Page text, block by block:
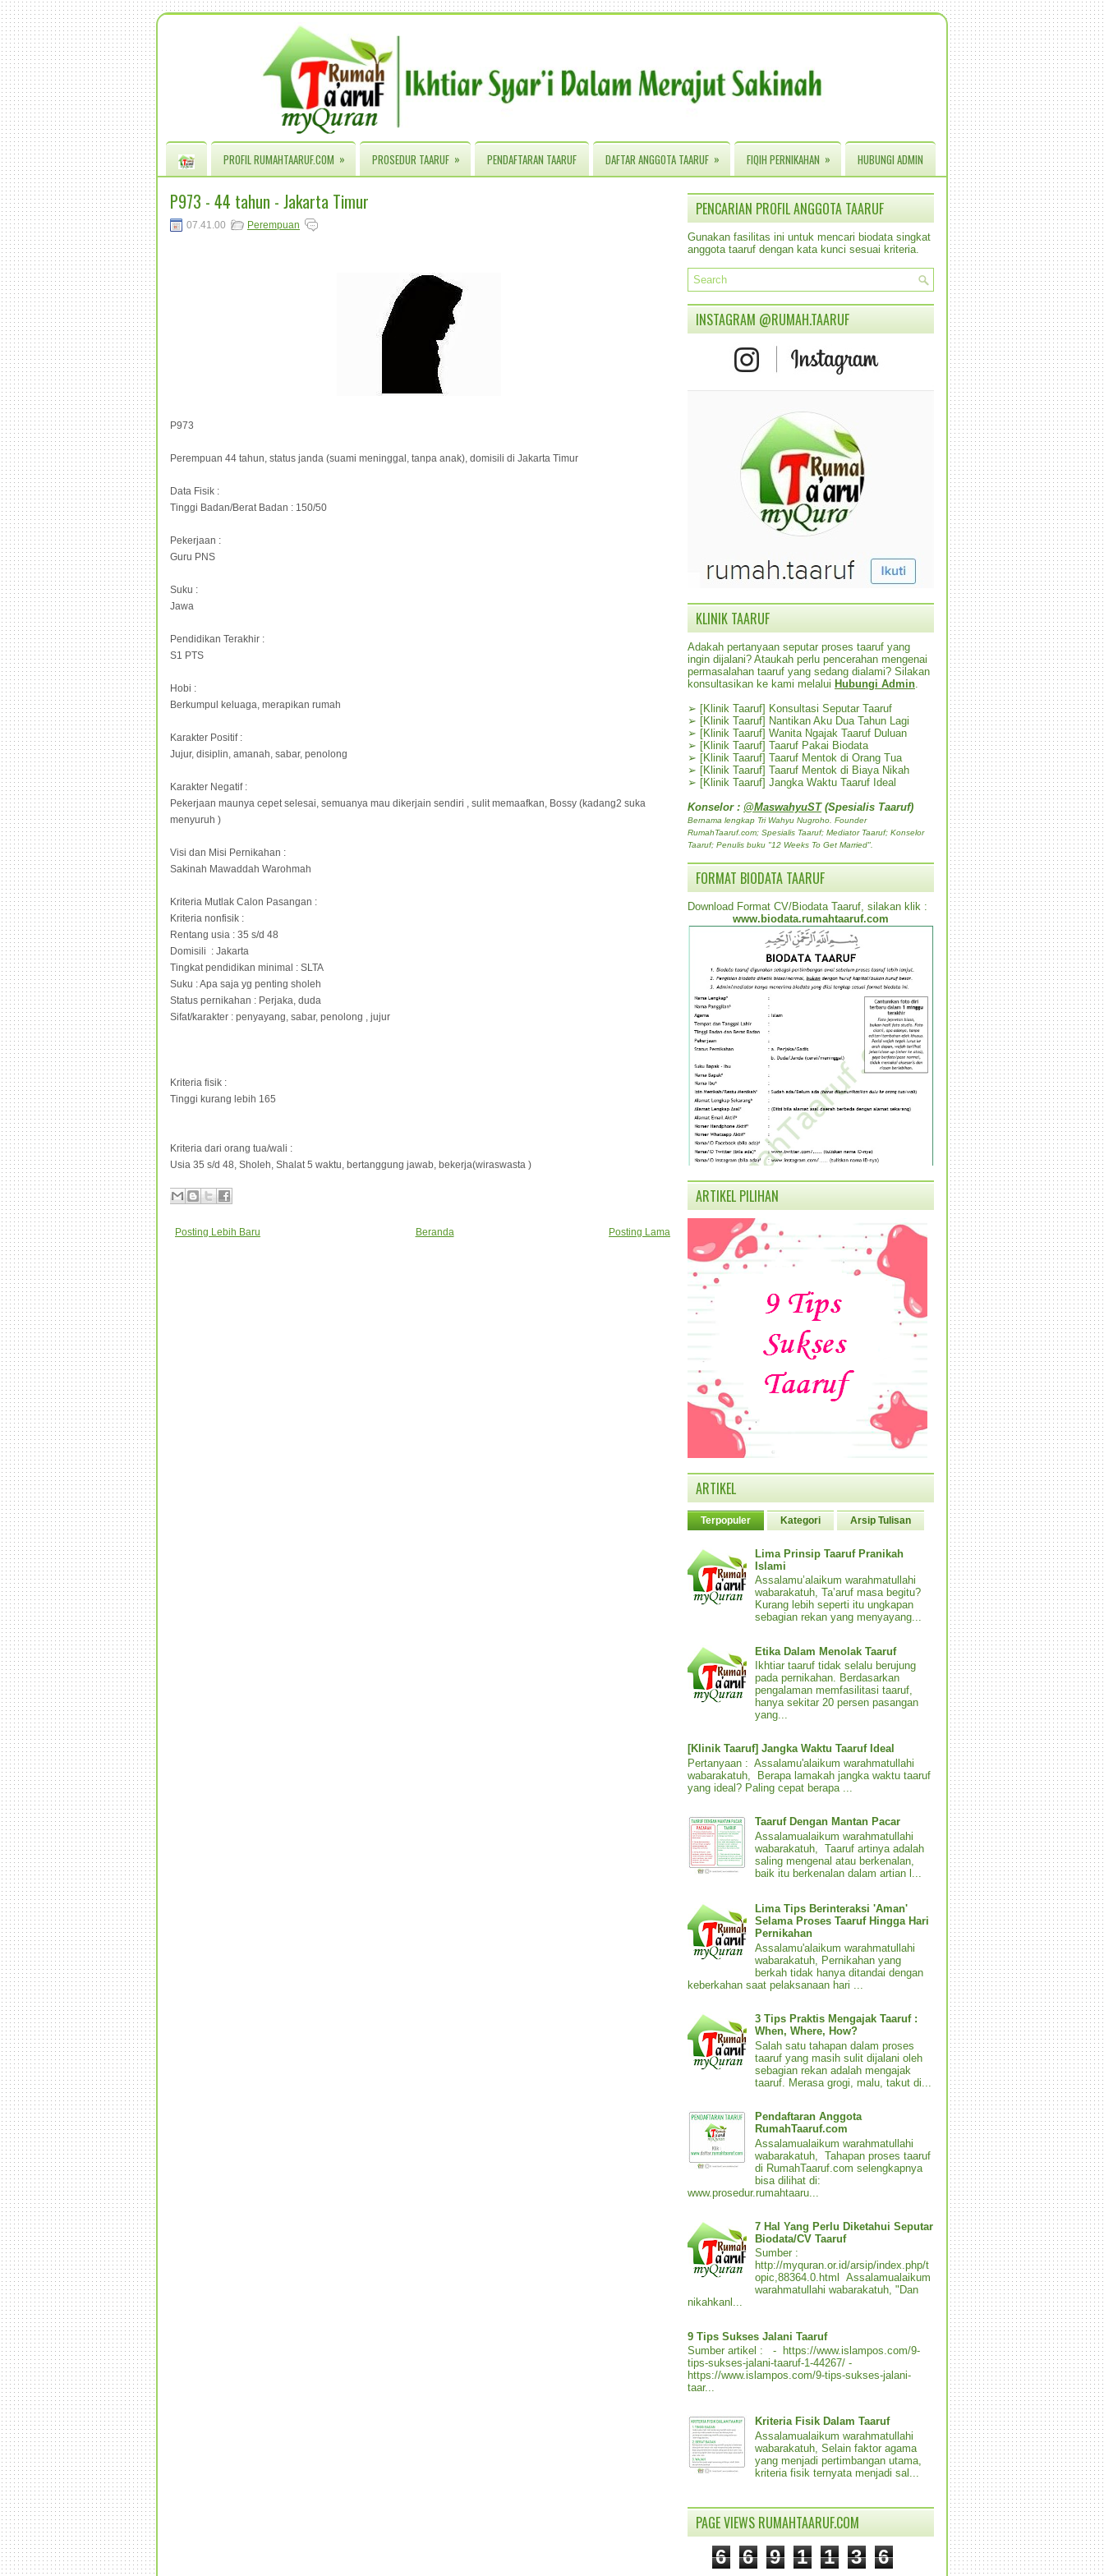
PROFIL RUMAHTAARUF.COM » PROSEDUR TAARUF » PENDAFTARAN TAARUF DAFTAR ANGGOTA TAARUF » FIQIH PERNIKAHAN » HUBUNGI ADMIN
P973 - 44 tahun - Jakarta Timur
07.41.00 Perempuan
P973
Perempuan 44 tahun, status janda (suami meninggal, tanpa anak), domisili di Jakarta Timur
Data Fisik :
Tinggi Badan/Berat Badan : 150/50
Pekerjaan :
Guru PNS
Suku :
Jawa
Pendidikan Terakhir :
S1 PTS
Hobi :
Berkumpul keluaga, merapikan rumah
Karakter Positif :
Jujur, disiplin, amanah, sabar, penolong
Karakter Negatif :
Pekerjaan maunya cepet selesai, semuanya mau dikerjain sendiri , sulit memaafkan, Bossy (kadang2 suka
menyuruh )
Visi dan Misi Pernikahan :
Sakinah Mawaddah Warohmah
Kriteria Mutlak Calon Pasangan :
Kriteria nonfisik :
Rentang usia : 35 s/d 48
Domisili : Jakarta
Tingkat pendidikan minimal : SLTA
Suku : Apa saja yg penting sholeh
Status pernikahan : Perjaka, duda
Sifat/karakter : penyayang, sabar, penolong , jujur
Kriteria fisik :
Tinggi kurang lebih 165
Kriteria dari orang tua/wali :
Usia 35 s/d 48, Sholeh, Shalat 5 waktu, bertanggung jawab, bekerja(wiraswasta )
Posting Lebih Baru Posting Lama
Beranda
PENCARIAN PROFIL ANGGOTA TAARUF
Gunakan fasilitas ini untuk mencari biodata singkat
anggota taaruf dengan kata kunci sesuai kriteria.
INSTAGRAM @RUMAH.TAARUF
KLINIK TAARUF
Adakah pertanyaan seputar proses taaruf yang
ingin dijalani? Ataukah perlu pencerahan mengenai
permasalahan taaruf yang sedang dialami? Silakan
konsultasikan ke kami melalui Hubungi Admin
➢ [Klinik Taaruf] Konsultasi Seputar Taaruf
➢ [Klinik Taaruf] Nantikan Aku Dua Tahun Lagi
➢ [Klinik Taaruf] Wanita Ngajak Taaruf Duluan
➢ [Klinik Taaruf] Taaruf Pakai Biodata
➢ [Klinik Taaruf] Taaruf Mentok di Orang Tua
➢ [Klinik Taaruf] Taaruf Mentok di Biaya Nikah
➢ [Klinik Taaruf] Jangka Waktu Taaruf Ideal
Konselor : @MaswahyuST(Spesialis Taaruf)
Bernama lengkap Tri Wahyu Nugroho. Founder
RumahTaaruf.com; Spesialis Taaruf; Mediator Taaruf; Konselor
Taaruf; Penulis buku "12 Weeks To Get Married".
FORMAT BIODATA TAARUF
Download Format CV/Biodata Taaruf, silakan klik :
www.biodata.rumahtaaruf.com
ARTIKEL PILIHAN
ARTIKEL
Terpopuler Kategori Arsip Tulisan
Lima Prinsip Taaruf Pranikah
Islami
Assalamu’alaikum warahmatullahi
wabarakatuh, Ta’aruf masa begitu?
Kurang lebih seperti itu ungkapan
sebagian rekan yang menyayang...
Etika Dalam Menolak Taaruf
Ikhtiar taaruf tidak selalu berujung
pada pernikahan. Berdasarkan
pengalaman memfasilitasi taaruf,
hanya sekitar 20 persen pasangan
yang...
[Klinik Taaruf] Jangka Waktu Taaruf Ideal
Pertanyaan : Assalamu'alaikum warahmatullahi
wabarakatuh, Berapa lamakah jangka waktu taaruf
yang ideal? Paling cepat berapa ...
Taaruf Dengan Mantan Pacar
Assalamualaikum warahmatullahi
wabarakatuh, Taaruf artinya adalah
saling mengenal atau berkenalan,
baik itu berkenalan dalam artian l...
Lima Tips Berinteraksi 'Aman'
Selama Proses Taaruf Hingga Hari
Pernikahan
Assalamu'alaikum warahmatullahi
wabarakatuh, Pernikahan yang
berkah tidak hanya ditandai dengan
keberkahan saat pelaksanaan hari ...
3 Tips Praktis Mengajak Taaruf :
When, Where, How?
Salah satu tahapan dalam proses
taaruf yang masih sulit dijalani oleh
sebagian rekan adalah mengajak
taaruf. Merasa grogi, malu, takut di...
Pendaftaran Anggota
RumahTaaruf.com
Assalamualaikum warahmatullahi
wabarakatuh, Tahapan proses taaruf
di RumahTaaruf.com selengkapnya
bisa dilihat di:
www.prosedur.rumahtaaru...
7 Hal Yang Perlu Diketahui Seputar
Biodata/CV Taaruf
Sumber :
http://myquran.or.id/arsip/index.php/t
opic,88364.0.html Assalamualaikum
warahmatullahi wabarakatuh, "Dan
nikahkanl...
9 Tips Sukses Jalani Taaruf
Sumber artikel : - https://www.islampos.com/9-
tips-sukses-jalani-taaruf-1-44267/ -
https://www.islampos.com/9-tips-sukses-jalani-
taar...
Kriteria Fisik Dalam Taaruf
Assalamualaikum warahmatullahi
wabarakatuh, Selain faktor agama
yang menjadi pertimbangan utama,
kriteria fisik ternyata menjadi sal...
PAGE VIEWS RUMAHTAARUF.COM
6 6 9 1 1 3 6